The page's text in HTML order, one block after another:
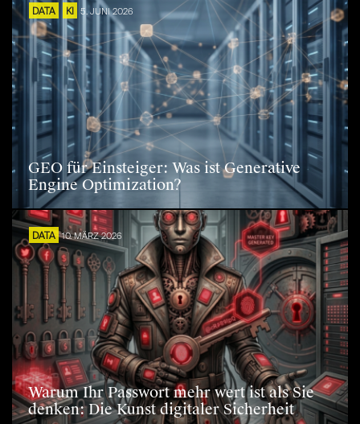
DATA KI 5. JUNI 2026
GEO für Einsteiger: Was ist Generative
Engine Optimization?
DATA 10. MÄRZ 2026
Warum Ihr Passwort mehr wert ist als Sie
denken: Die Kunst digitaler Sicherheit